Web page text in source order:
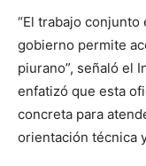
“El trabajo
gobierno permite
piurano”, señaló el
enfatizó que esta
concreta para
orientación técnica